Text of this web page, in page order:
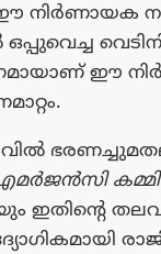
നിർണായക
ഈ
ഇതിന്റെ